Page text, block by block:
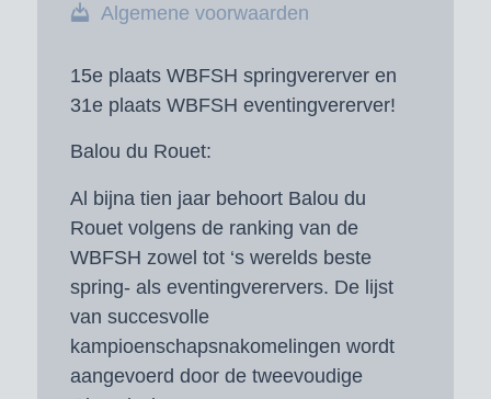
Algemene voorwaarden
15e plaats WBFSH springvererver en
31e plaats WBFSH eventingvererver!
Balou du Rouet:
Al bijna tien jaar behoort Balou du
Rouet volgens de ranking van de
WBFSH zowel tot ‘s werelds beste
spring- als eventingverervers. De lijst
van succesvolle
kampioenschapsnakomelingen wordt
aangevoerd door de tweevoudige